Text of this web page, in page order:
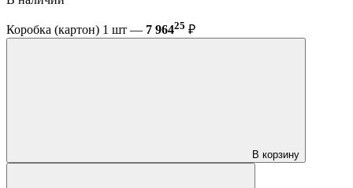
Коробка (картон) 1 шт — 7 96425 ₽
В корзину